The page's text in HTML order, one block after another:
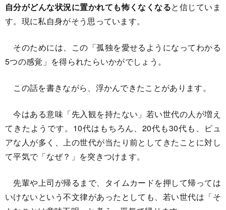
自分がどんな状況に置かれても怖くなくなると信じていま
す。現に私自身がそう思っています。
そのためには、この「孤独を愛せるようになってわかる
5つの感覚」を得られたらいかがでしょう。
この話を書きながら、浮かんできたことがあります。
今はある意味「先入観を持たない」若い世代の人が増え
てきたようです。10代はもちろん、20代も30代も、ピュ
アな人が多く、上の世代が当たり前としてきたことに対し
て平気で「なぜ？」を突きつけます。
先輩や上司が帰るまで、タイムカードを押して帰っては
いけないという不文律があったとしても、若い世代は「そ